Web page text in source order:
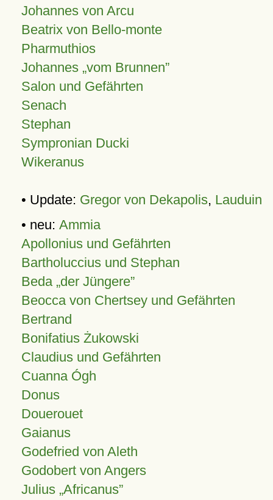
Johannes von Arcu
Beatrix von Bello-monte
Pharmuthios
Johannes vom Brunnen
Salon und Gefährten
Senach
Stephan
Sympronian Ducki
Wikeranus
• Update: Gregor von Dekapolis, Lauduin
• neu: Ammia
Apollonius und Gefährten
Bartholuccius und Stephan
Beda „der Jüngere”
Beocca von Chertsey und Gefährten
Bertrand
Bonifatius Żukowski
Claudius und Gefährten
Cuanna Ógh
Donus
Douerouet
Gaianus
Godefried von Aleth
Godobert von Angers
Julius Africanus